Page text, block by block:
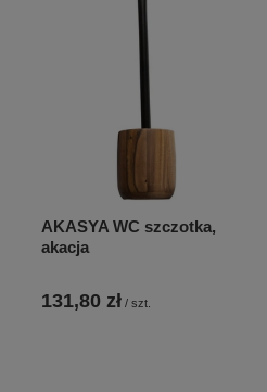
AKASYA WC szczotka,
akacja
131,80 zł / szt.